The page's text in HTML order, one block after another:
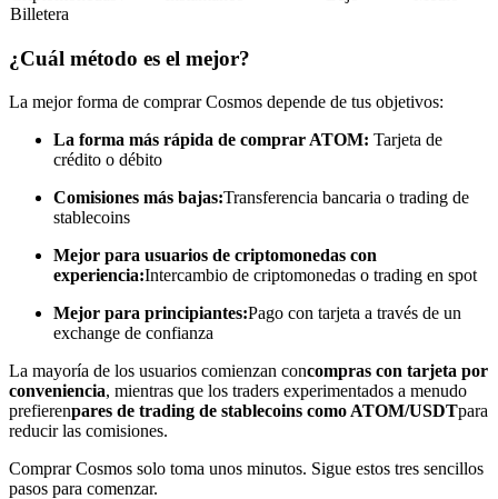
Conviértete en un Trader de Copia
Disfruta del reparto de beneficios y comisiones de copy trading
Análisis de big data que incluye información comercial, etc.
Billetera
¿Cuál método es el mejor?
La mejor forma de comprar Cosmos depende de tus objetivos:
La forma más rápida de comprar ATOM: Tarjeta de
crédito o débito
Comisiones más bajas:Transferencia bancaria o trading de
stablecoins
Mejor para usuarios de criptomonedas con
experiencia:Intercambio de criptomonedas o trading en spot
Mejor para principiantes:Pago con tarjeta a través de un
exchange de confianza
La mayoría de los usuarios comienzan concompras con tarjeta por
conveniencia, mientras que los traders experimentados a menudo
prefierenpares de trading de stablecoins como ATOM/USDTpara
reducir las comisiones.
Comprar Cosmos solo toma unos minutos. Sigue estos tres sencillos
pasos para comenzar.